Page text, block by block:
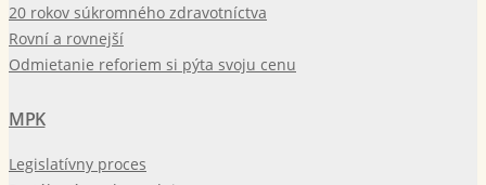
20 rokov súkromného zdravotníctva
Rovní a rovnejší
Odmietanie reforiem si pýta svoju cenu
MPK
Legislatívny proces